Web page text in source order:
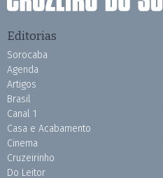
Editorias
Sorocaba
Agenda
Artigos
Brasil
Canal 1
Casa e Acabamento
Cinema
Cruzeirinho
Do Leitor